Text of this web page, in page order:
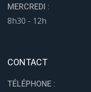
MERCREDI :
8h30 - 12h
CONTACT
TÉLÉPHONE :